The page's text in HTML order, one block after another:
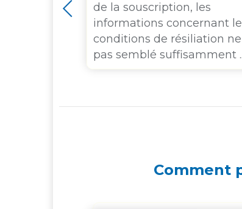
de la souscription, les
informations concernant
conditions de résiliation ne
pas semblé suffisamment
Comment